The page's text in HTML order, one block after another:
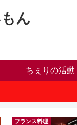
ん
ちぇりの活動
フランス料理